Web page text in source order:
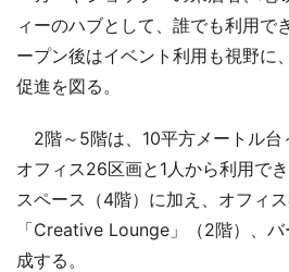
ィーのハブとして、誰でも利用で
ープン後はイベント利用も視野に
促進を図る。
2階～5階は、10平方メートル台
オフィス26区画と1人から利用で
スペース（4階）に加え、オフィ
「Creative Lounge」（2階）、
成する。